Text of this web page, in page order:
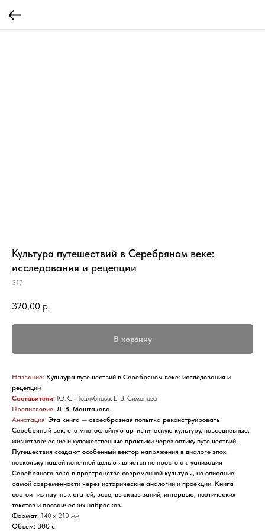
Культура путешествий в Серебряном веке:
исследования и рецепции
317
320,00 р.
В корзину
Название: Культура путешествий в Серебряном веке: исследования и
рецепции
Составители: Ю. С. Подлубнова, Е. В. Симонова
Предисловие: Л. В. Маштакова
Аннотация: Эта книга — своеобразная попытка реконструировать
Серебряный век, его многослойную артистическую культуру, повседневные,
жизнетворческие и художественные практики через оптику путешествий.
Путешествия создают особенный вектор напряжения в диалоге эпох,
поскольку нашей конечной целью является не просто актуализация
Серебряного века в пространстве современной культуры, но описание
самой современности через исторические аналогии и проекции. Книга
состоит из научных статей, эссе, высказываний, интервью, поэтических
текстов и прозаических набросков.
Формат: 140 х 210 мм
Объем: 300 с.